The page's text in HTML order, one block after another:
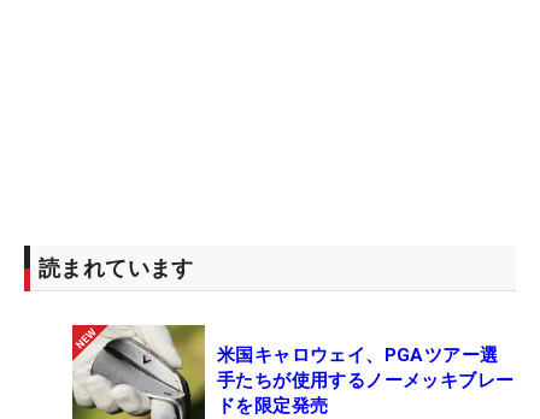
読まれています
米国キャロウェイ、PGAツアー選
手たちが使用するノーメッキブレー
ドを限定発売